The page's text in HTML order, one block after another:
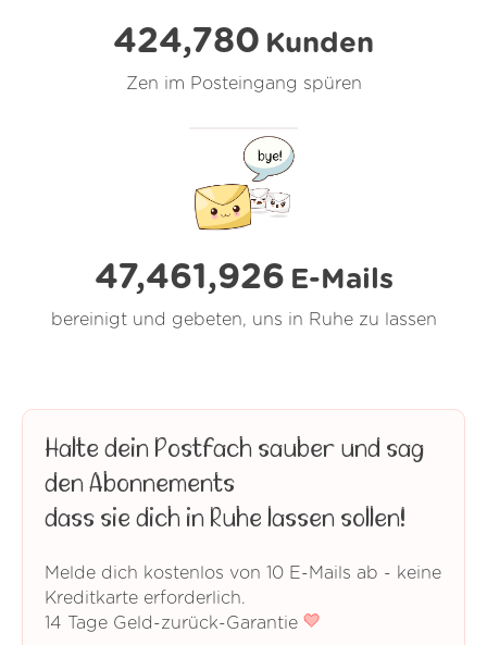
424,780 Kunden
Zen im Posteingang spüren
47,461,926 E-Mails
bereinigt und gebeten, uns in Ruhe zu lassen
Halte dein Postfach sauber und sag
den Abonnements
dass sie dich in Ruhe lassen sollen!
Melde dich kostenlos von 10 E-Mails ab - keine
Kreditkarte erforderlich.
14 Tage Geld-zurück-Garantie